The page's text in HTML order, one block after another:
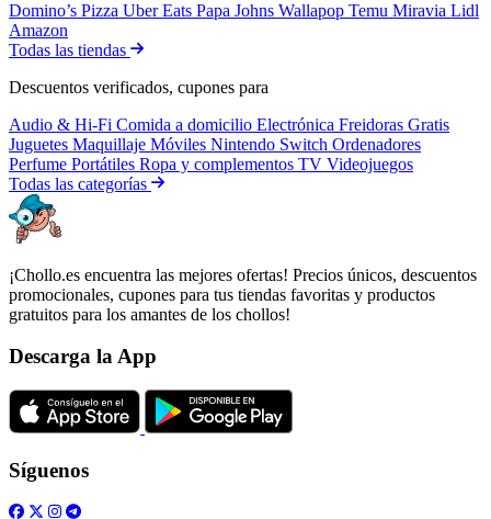
Domino’s Pizza Uber Eats Papa Johns Wallapop Temu Miravia Lidl
Amazon
Todas las tiendas
Descuentos verificados, cupones para
Audio & Hi-Fi Comida a domicilio Electrónica Freidoras Gratis
Juguetes Maquillaje Móviles Nintendo Switch Ordenadores
Perfume Portátiles Ropa y complementos TV Videojuegos
Todas las categorías
¡Chollo.es encuentra las mejores ofertas! Precios únicos, descuentos
promocionales, cupones para tus tiendas favoritas y productos
gratuitos para los amantes de los chollos!
Descarga la App
Síguenos